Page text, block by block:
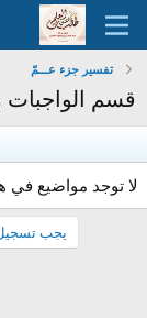
تفسير جزء عـــمّ
قسم الواجبات
لا توجد مواضيع في
يجب